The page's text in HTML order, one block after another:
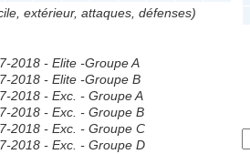
extérieur, attaques, défenses)
2018 - Elite -Groupe A
2018 - Elite -Groupe B
2018 - Exc. - Groupe A
2018 - Exc. - Groupe B
2018 - Exc. - Groupe C
2018 - Exc. - Groupe D